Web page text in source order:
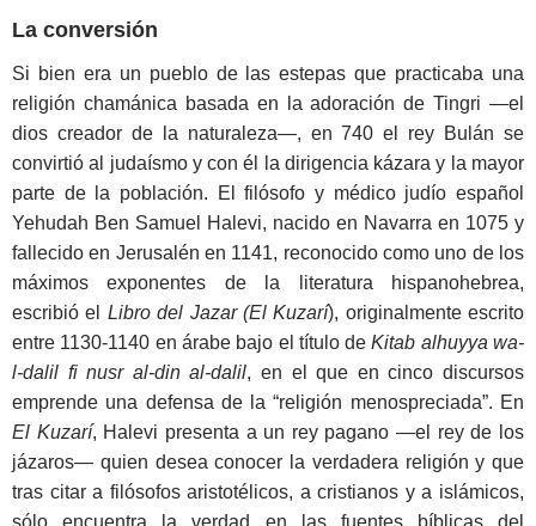
La conversión
Si bien era un pueblo de las estepas que practicaba una
religión chamánica basada en la adoración de Tingri —el
dios creador de la naturaleza—, en 740 el rey Bulán se
convirtió al judaísmo y con él la dirigencia kázara y la mayor
parte de la población. El filósofo y médico judío español
Yehudah Ben Samuel Halevi, nacido en Navarra en 1075 y
fallecido en Jerusalén en 1141, reconocido como uno de los
máximos exponentes de la literatura hispanohebrea,
escribió el Libro del Jazar (El Kuzarí), originalmente escrito
entre 1130-1140 en árabe bajo el título deKitab alhuyya wa-
l-dalil fi nusr al-din al-dalil, en el que en cinco discursos
emprende una defensa de la “religión menospreciada”. En
El Kuzarí, Halevi presenta a un rey pagano —el rey de los
jázaros— quien desea conocer la verdadera religión y que
tras citar a filósofos aristotélicos, a cristianos y a islámicos,
sólo encuentra la verdad en las fuentes bíblicas del